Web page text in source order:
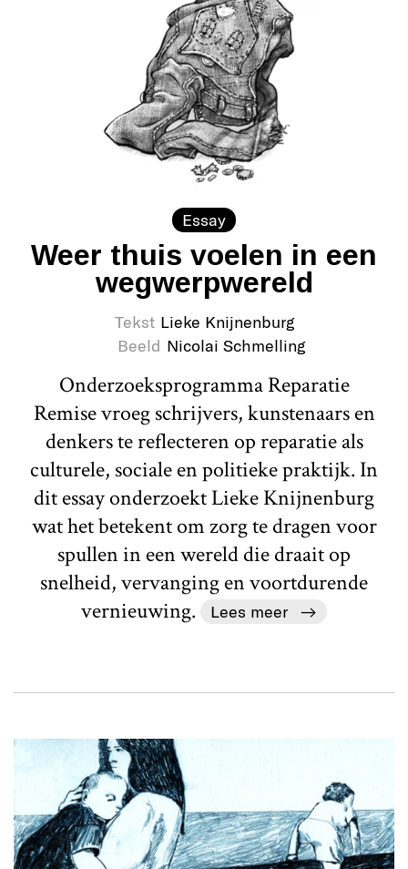
Essay
Weer thuis voelen in een
wegwerpwereld
Tekst Lieke Knijnenburg
Beeld Nicolai Schmelling
Onderzoeksprogramma Reparatie
Remise vroeg schrijvers, kunstenaars en
denkers te reflecteren op reparatie als
culturele, sociale en politieke praktijk. In
dit essay onderzoekt Lieke Knijnenburg
wat het betekent om zorg te dragen voor
spullen in een wereld die draait op
snelheid, vervanging en voortdurende
vernieuwing.
Lees meer